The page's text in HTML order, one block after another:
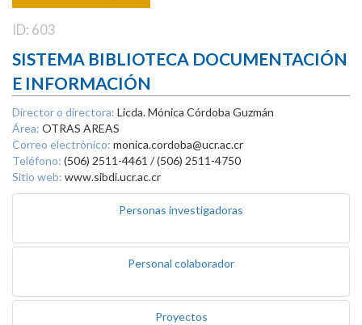
ID: 603
SISTEMA BIBLIOTECA DOCUMENTACIÓN
E INFORMACIÓN
Director o directora: Licda. Mónica Córdoba Guzmán
Área: OTRAS AREAS
Correo electrónico: monica.cordoba@ucr.ac.cr
Teléfono: (506) 2511-4461 / (506) 2511-4750
Sitio web: www.sibdi.ucr.ac.cr
Personas investigadoras
Personal colaborador
Proyectos